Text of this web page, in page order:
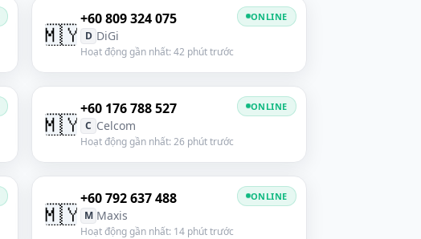
🇲🇾
+60 809 324 075
D DiGi
Hoạt động gần nhất: 42 phút trước
ONLINE
🇲🇾
+60 176 788 527
C Celcom
Hoạt động gần nhất: 26 phút trước
ONLINE
🇲🇾
+60 792 637 488
M Maxis
Hoạt động gần nhất: 14 phút trước
ONLINE